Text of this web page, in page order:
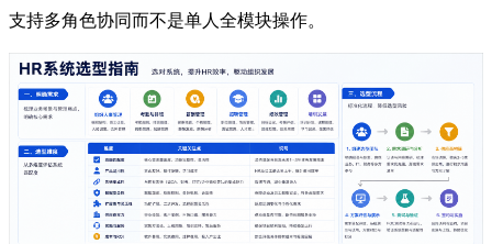
支持多角色协同而不是单人全模块操作。